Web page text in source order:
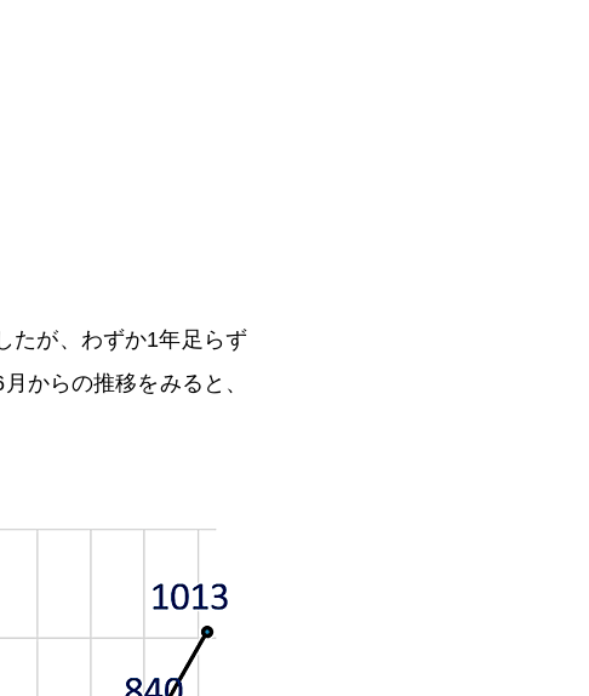
たが、わずか1年足らず
からの推移をみると、